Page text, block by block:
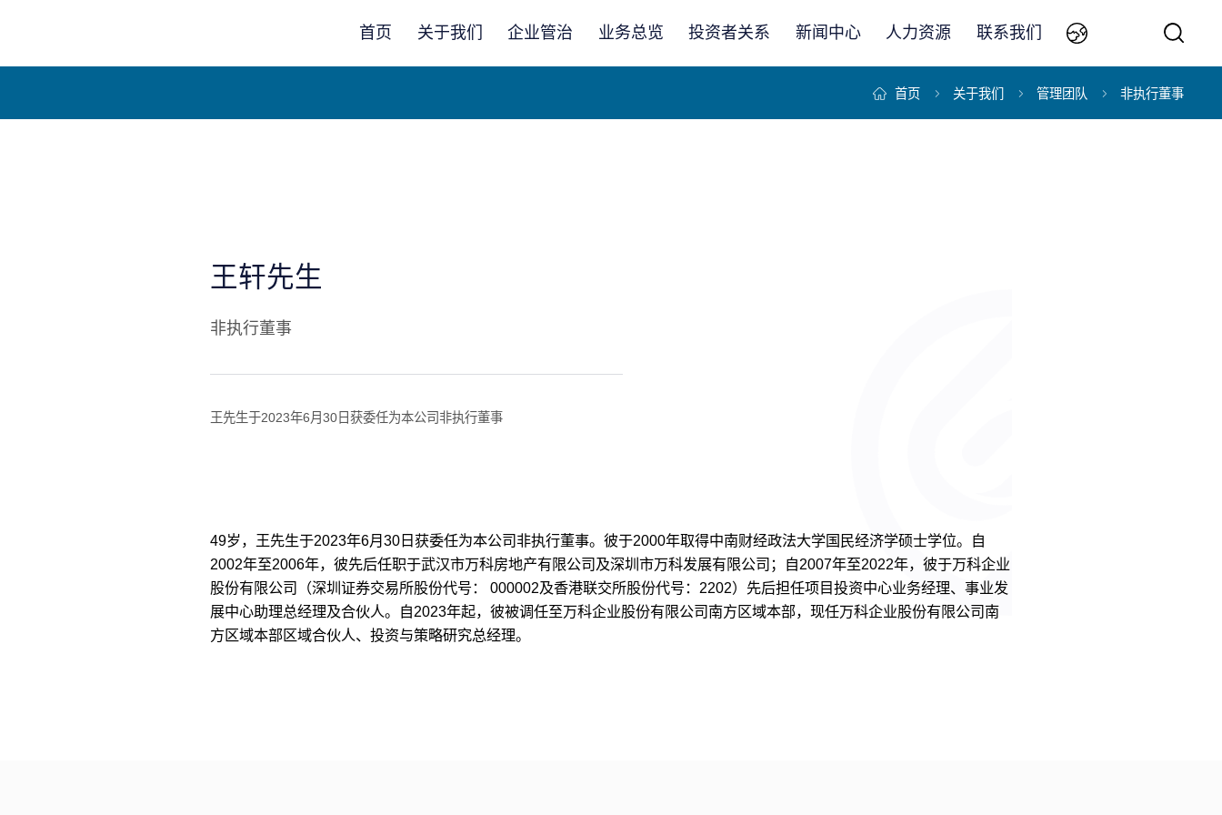
首页 关于我们 企业管治 业务总览 投资者关系 新闻中心 人力资源 联系我们
首页 关于我们 管理团队 非执行董事
王轩先生
非执行董事
王先生于2023年6月30日获委任为本公司非执行董事
49岁，王先生于2023年6月30日获委任为本公司非执行董事。彼于2000年取得中南财经政法大学国民经济学硕士学位。自
2002年至2006年，彼先后任职于武汉市万科房地产有限公司及深圳市万科发展有限公司；自2007年至2022年，彼于万科企业
股份有限公司（深圳证券交易所股份代号： 000002及香港联交所股份代号：2202）先后担任项目投资中心业务经理、事业发
展中心助理总经理及合伙人。自2023年起，彼被调任至万科企业股份有限公司南方区域本部，现任万科企业股份有限公司南
方区域本部区域合伙人、投资与策略研究总经理。